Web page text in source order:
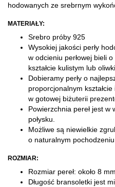
hodowanych ze srebrnym
MATERIAŁY:
Srebro próby 925
Wysokiej jakości perły
w odcieniu perłowej bieli
kształcie kulistym lub
Dobieramy perły o
proporcjonalnym
w gotowej biżuterii
Powierzchnia pereł jest w
połysku.
Możliwe są niewielkie
o naturalnym pochodzeniu
ROZMIAR:
Rozmiar pereł: około 8
Długość bransoletki jest